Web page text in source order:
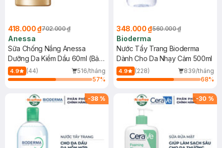
418.000 ₫702.000 ₫
Anessa
Sữa Chống Nắng Anessa
Dưỡng Da Kiềm Dầu 60ml (Bản
Mới)
4.9 (44)
516/tháng
57%
348.000 ₫560.000 ₫
Bioderma
Nước Tẩy Trang Bioderma
Dành Cho Da Nhạy Cảm 500ml
4.9 (228)
839/tháng
68%
-38 % -30 %